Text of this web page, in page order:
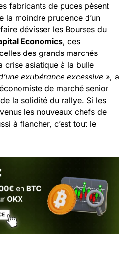
fabricants de puces pèsent
la moindre prudence d’un
dévisser les Bourses du
Economics, ces
des grands marchés
crise asiatique à la bulle
exubérance excessive », a
de marché senior
la solidité du rallye. Si les
les nouveaux chefs de
à flancher, c’est tout le